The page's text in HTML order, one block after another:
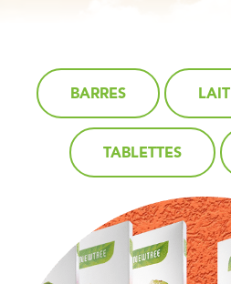
BARRES LAIT
TABLETTES